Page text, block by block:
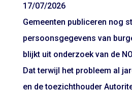
17/07/2026
Gemeenten publiceren nog
persoonsgegevens van
blijkt uit onderzoek van de
Dat terwijl het probleem al
en de toezichthouder